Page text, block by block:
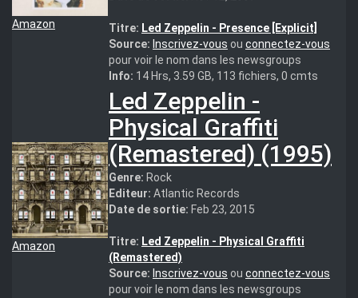
Amazon Titre: Led Zeppelin - Presence [Explicit]
Source: Inscrivez-vous ou connectez-vous
pour voir le nom dans les newsgroups
Info: 14 Hrs, 3.59 GB, 113 fichiers, 0 cmts
Amazon
Led Zeppelin -
Physical Graffiti
(Remastered) (1995)
Genre: Rock
Editeur: Atlantic Records
Date de sortie: Feb 23, 2015
Titre: Led Zeppelin - Physical Graffiti
(Remastered)
Source: Inscrivez-vous ou connectez-vous
pour voir le nom dans les newsgroups